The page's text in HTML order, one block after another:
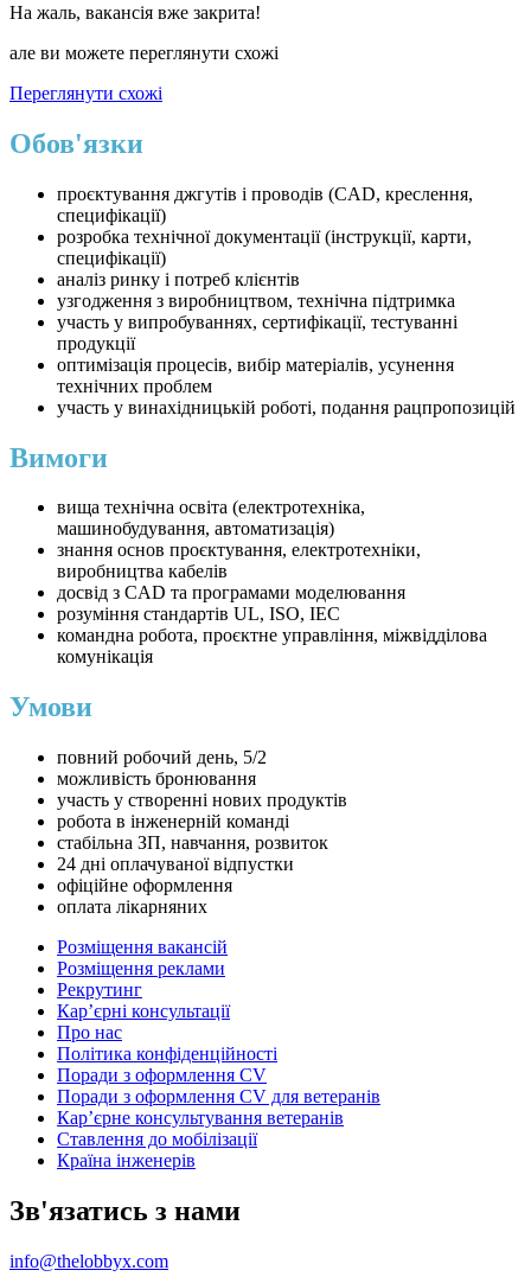
На жаль, вакансія вже закрита!
але ви можете переглянути схожі
Переглянути схожі
Обов'язки
проєктування джгутів і проводів (CAD, креслення,
специфікації)
розробка технічної документації (інструкції, карти,
специфікації)
аналіз ринку і потреб клієнтів
узгодження з виробництвом, технічна підтримка
участь у випробуваннях, сертифікації, тестуванні
продукції
оптимізація процесів, вибір матеріалів, усунення
технічних проблем
участь у винахідницькій роботі, подання рацпропозицій
Вимоги
вища технічна освіта (електротехніка,
машинобудування, автоматизація)
знання основ проєктування, електротехніки,
виробництва кабелів
досвід з CAD та програмами моделювання
розуміння стандартів UL, ISO, IEC
командна робота, проєктне управління, міжвідділова
комунікація
Умови
повний робочий день, 5/2
можливість бронювання
участь у створенні нових продуктів
робота в інженерній команді
стабільна ЗП, навчання, розвиток
24 дні оплачуваної відпустки
офіційне оформлення
оплата лікарняних
Розміщення вакансій
Розміщення реклами
Рекрутинг
Карʼєрні консультації
Про нас
Політика конфіденційності
Поради з оформлення CV
Поради з оформлення CV для ветеранів
Карʼєрне консультування ветеранів
Ставлення до мобілізації
Країна інженерів
Зв'язатись з нами
info@thelobbyx.com